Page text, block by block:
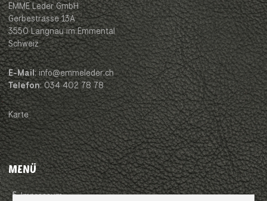
EMME Leder GmbH
Gerbestrasse 13A
3550 Langnau im Emmental
Schweiz
E-Mail: info@emmeleder.ch
Telefon: 034 402 78 78
Karte
MENÜ
Impressum